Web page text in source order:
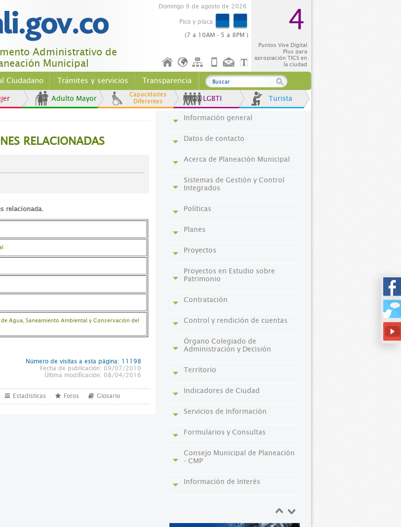
Administrativo de
Municipal
Domingo 9 de agosto de 2026
Pico y placa
(7 a 10AM - 5 a 8PM )
4
Puntos Vive Digital
Plus para
apropiación TICS en
la ciudad
Ciudadano Trámites y servicios Transparencia
Adulto Mayor
Capacidades
Diferentes
LGBTI Turista
RELACIONADAS
relacionada.
Agua, Saneamiento Ambiental y Conservación del
Número de visitas a esta página: 11198
Fecha de publicación: 09/07/2010
Última modificación: 08/04/2016
Estadísticas Foros Glosario
Información general
Datos de contacto
Acerca de Planeación Municipal
Sistemas de Gestión y Control
Integrados
Políticas
Planes
Proyectos
Proyectos en Estudio sobre
Patrimonio
Contratación
Control y rendición de cuentas
Órgano Colegiado de
Administración y Decisión
Territorio
Indicadores de Ciudad
Servicios de Información
Formularios y Consultas
Consejo Municipal de Planeación
- CMP
Información de Interés